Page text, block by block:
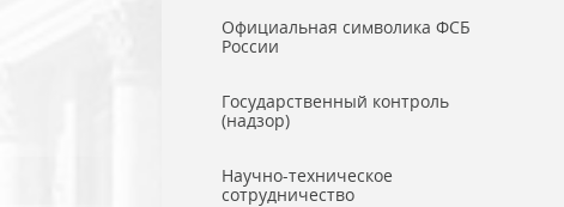
Официальная символика ФСБ
России
Государственный контроль
(надзор)
Научно-техническое
сотрудничество